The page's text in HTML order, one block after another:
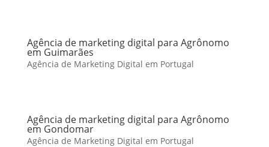
Agência de marketing digital para Agrônomo
em Guimarães
Agência de Marketing Digital em Portugal
Agência de marketing digital para Agrônomo
em Gondomar
Agência de Marketing Digital em Portugal